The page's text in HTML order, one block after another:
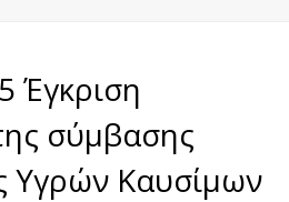
Έγκριση
σύμβασης
Υγρών Καυσίμων